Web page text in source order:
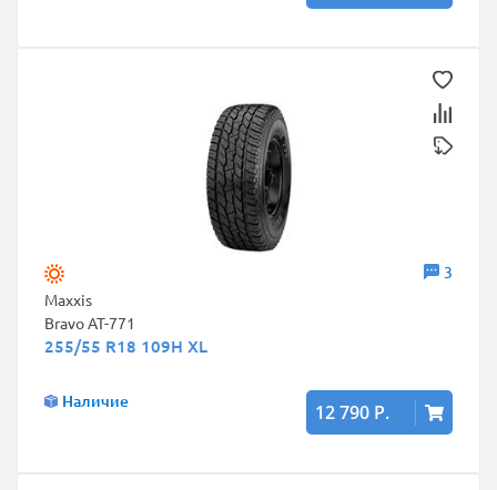
3
Maxxis
Bravo AT-771
255/55 R18 109H XL
Наличие 12 790 Р.